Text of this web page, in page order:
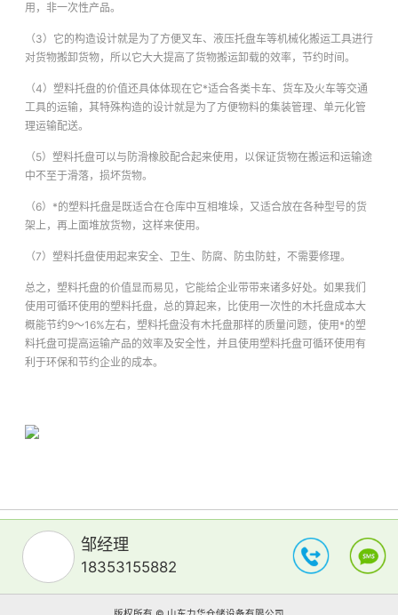
用，非一次性产品。
（3）它的构造设计就是为了方便叉车、液压托盘车等机械化搬运工具进行
对货物搬卸货物，所以它大大提高了货物搬运卸载的效率，节约时间。
（4）塑料托盘的价值还具体体现在它*适合各类卡车、货车及火车等交通
工具的运输，其特殊构造的设计就是为了方便物料的集装管理、单元化管
理运输配送。
（5）塑料托盘可以与防滑橡胶配合起来使用，以保证货物在搬运和运输途
中不至于滑落，损坏货物。
（6）*的塑料托盘是既适合在仓库中互相堆垛，又适合放在各种型号的货
架上，再上面堆放货物，这样来使用。
（7）塑料托盘使用起来安全、卫生、防腐、防虫防蛀，不需要修理。
总之，塑料托盘的价值显而易见，它能给企业带带来诸多好处。如果我们
使用可循环使用的塑料托盘，总的算起来，比使用一次性的木托盘成本大
概能节约9～16%左右，塑料托盘没有木托盘那样的质量问题，使用*的塑
料托盘可提高运输产品的效率及安全性，并且使用塑料托盘可循环使用有
利于环保和节约企业的成本。
邹经理
18353155882